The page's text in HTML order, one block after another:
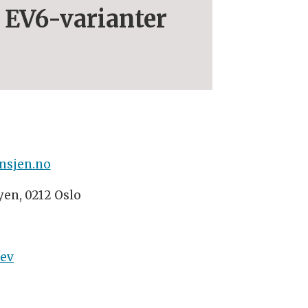
EV6-varianter
0212 Oslo